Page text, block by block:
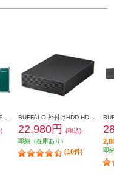
22,980円
(税込)
即納（在庫あり）
(10件) 即